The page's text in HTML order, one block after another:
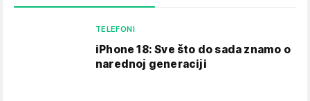
TELEFONI
iPhone 18: Sve što do sada znamo o
narednoj generaciji